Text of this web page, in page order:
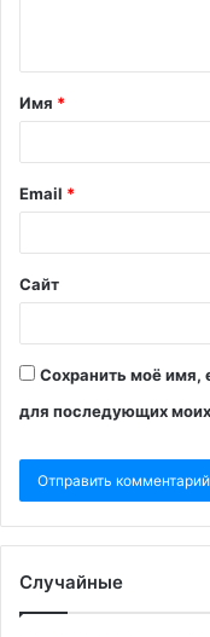
Имя *
Email *
Сайт
Сохранить моё имя,
для последующих
Случайные